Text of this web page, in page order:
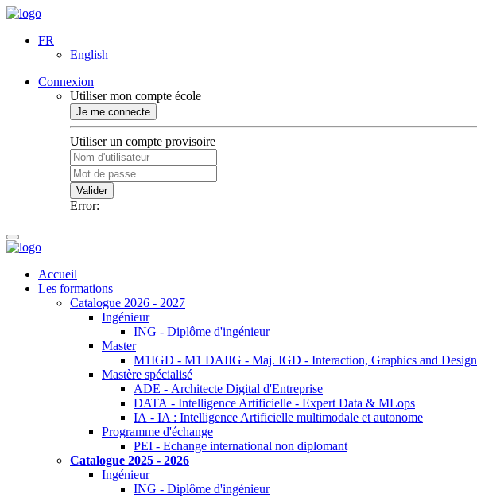
FR
English
Connexion
Utiliser mon compte école
Je me connecte
Utiliser un compte provisoire
Valider
Error:
Accueil
Les formations
Catalogue 2026 - 2027
Ingénieur
ING - Diplôme d'ingénieur
Master
M1IGD - M1 DAIIG - Maj. IGD - Interaction, Graphics and Design
Mastère spécialisé
ADE - Architecte Digital d'Entreprise
DATA - Intelligence Artificielle - Expert Data & MLops
IA - IA : Intelligence Artificielle multimodale et autonome
Programme d'échange
PEI - Echange international non diplomant
Catalogue 2025 - 2026
Ingénieur
ING - Diplôme d'ingénieur